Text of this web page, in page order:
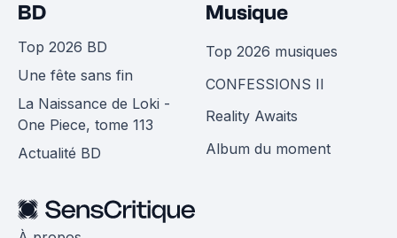
BD
Top 2026 BD
Une fête sans fin
La Naissance de Loki -
One Piece, tome 113
Actualité BD
Musique
Top 2026 musiques
CONFESSIONS II
Reality Awaits
Album du moment